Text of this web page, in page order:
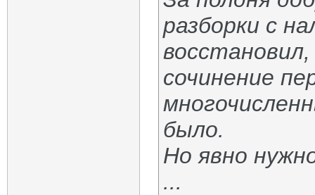
разборки с
сочинение
было.
Но явно
...